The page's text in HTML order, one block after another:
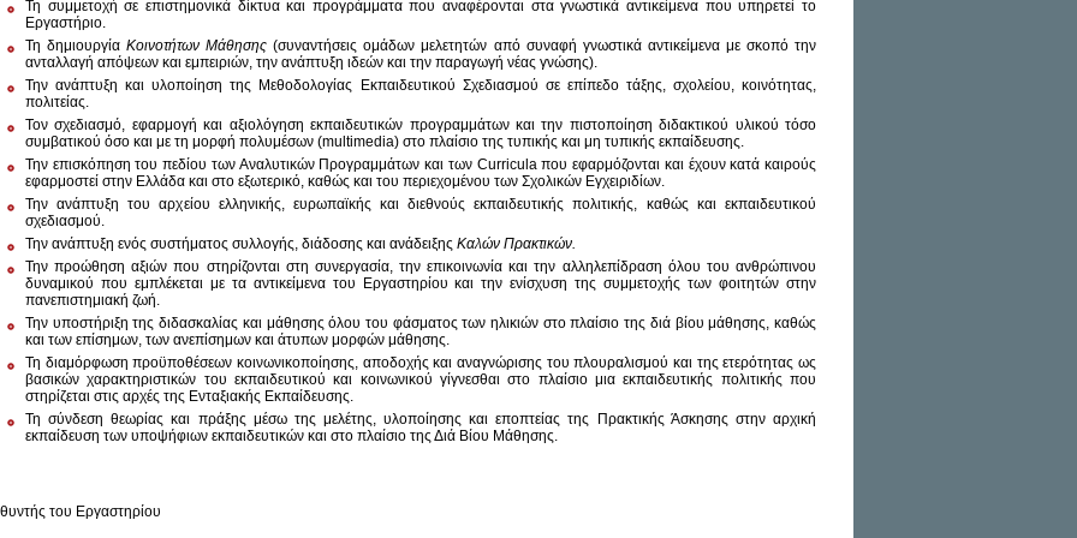
Τη συμμετοχή σε επιστημονικά δίκτυα και προγράμματα που αναφέρονται στα γνωστικά αντικείμενα που υπηρετεί το
Εργαστήριο.
Τη δημιουργίαΚοινοτήτων Μάθησης(συναντήσεις ομάδων μελετητών από συναφή γνωστικά αντικείμενα με σκοπό την
ανταλλαγή απόψεων και εμπειριών, την ανάπτυξη ιδεών και την παραγωγή νέας γνώσης).
Την ανάπτυξη και υλοποίηση της Μεθοδολογίας Εκπαιδευτικού Σχεδιασμού σε επίπεδο τάξης, σχολείου, κοινότητας,
πολιτείας.
Τον σχεδιασμό, εφαρμογή και αξιολόγηση εκπαιδευτικών προγραμμάτων και την πιστοποίηση διδακτικού υλικού τόσο
συμβατικού όσο και με τη μορφή πολυμέσων (multimedia) στο πλαίσιο της τυπικής και μη τυπικής εκπαίδευσης.
Την επισκόπηση του πεδίου των Αναλυτικών Προγραμμάτων και των Curricula που εφαρμόζονται και έχουν κατά καιρούς
εφαρμοστεί στην Ελλάδα και στο εξωτερικό, καθώς και του περιεχομένου των Σχολικών Εγχειριδίων.
Την ανάπτυξη του αρχείου ελληνικής, ευρωπαϊκής και διεθνούς εκπαιδευτικής πολιτικής, καθώς και εκπαιδευτικού
σχεδιασμού.
Την ανάπτυξη ενός συστήματος συλλογής, διάδοσης και ανάδειξης Καλών Πρακτικών.
Την προώθηση αξιών που στηρίζονται στη συνεργασία, την επικοινωνία και την αλληλεπίδραση όλου του ανθρώπινου
δυναμικού που εμπλέκεται με τα αντικείμενα του Εργαστηρίου και την ενίσχυση της συμμετοχής των φοιτητών στην
πανεπιστημιακή ζωή.
Την υποστήριξη της διδασκαλίας και μάθησης όλου του φάσματος των ηλικιών στο πλαίσιο της διά βίου μάθησης, καθώς
και των επίσημων, των ανεπίσημων και άτυπων μορφών μάθησης.
Τη διαμόρφωση προϋποθέσεων κοινωνικοποίησης, αποδοχής και αναγνώρισης του πλουραλισμού και της ετερότητας ως
βασικών χαρακτηριστικών του εκπαιδευτικού και κοινωνικού γίγνεσθαι στο πλαίσιο μια εκπαιδευτικής πολιτικής που
στηρίζεται στις αρχές της Ενταξιακής Εκπαίδευσης.
Τη σύνδεση θεωρίας και πράξης μέσω της μελέτης, υλοποίησης και εποπτείας της Πρακτικής Άσκησης στην αρχική
εκπαίδευση των υποψήφιων εκπαιδευτικών και στο πλαίσιο της Διά Βίου Μάθησης.
του Εργαστηρίου